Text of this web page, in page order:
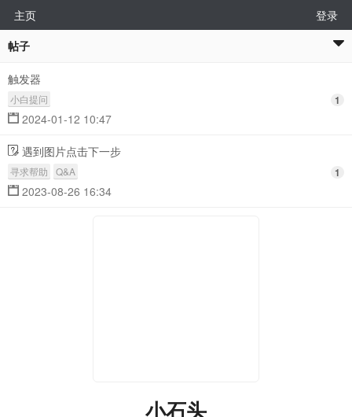
主页
登录
帖子
触发器
小白提问
2024-01-12 10:47
1
遇到图片点击下一步
寻求帮助 Q&A
2023-08-26 16:34
1
小石头